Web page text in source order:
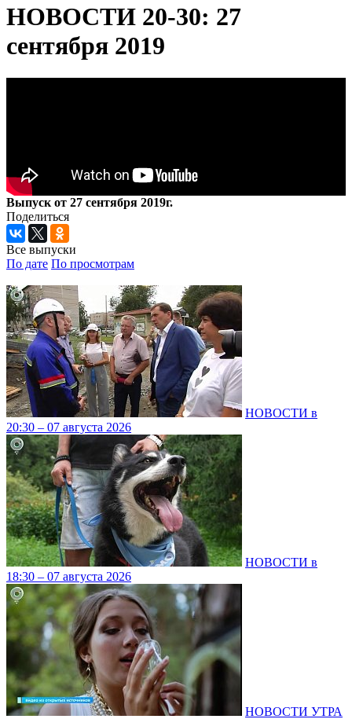
НОВОСТИ 20-30: 27
сентября 2019
Выпуск от 27 сентября 2019г.
Поделиться
Все выпуски
По дате По просмотрам
НОВОСТИ в
20:30 – 07 августа 2026
НОВОСТИ в
18:30 – 07 августа 2026
НОВОСТИ УТРА